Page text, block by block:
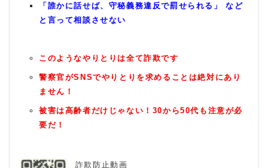
「誰かに話せば、守秘義務違反で罰せられる」 など
と言って相談させない
このようなやりとりは全て詐欺です
警察官がSNSでやりとりを求めることは絶対にあり
ません！
被害は高齢者だけじゃない！30から50代も注意が必
要だ！
詐欺防止動画